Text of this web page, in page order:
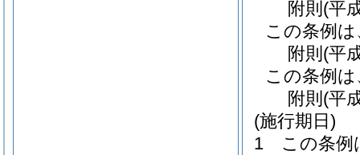
附則 (平
この条例
附則 (平
この条例
附則 (平
(施行期日)
1
この条例